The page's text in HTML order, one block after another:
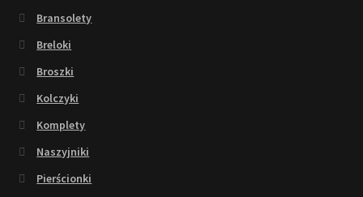
Bransolety
Breloki
Broszki
Kolczyki
Komplety
Naszyjniki
Pierścionki